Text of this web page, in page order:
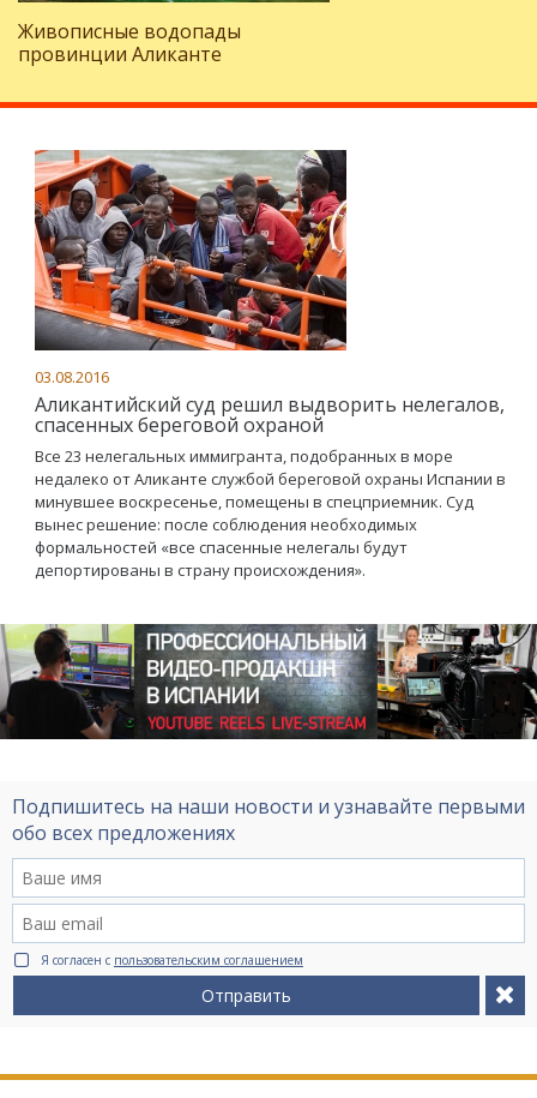
Живописные водопады
провинции Аликанте
03.08.2016
Аликантийский суд решил выдворить нелегалов,
спасенных береговой охраной
Все 23 нелегальных иммигранта, подобранных в море
недалеко от Аликанте службой береговой охраны Испании в
минувшее воскресенье, помещены в спецприемник. Суд
вынес решение: после соблюдения необходимых
формальностей «все спасенные нелегалы будут
депортированы в страну происхождения».
Подпишитесь на наши новости и узнавайте первыми
обо всех предложениях
Я согласен с пользовательским соглашением
Отправить